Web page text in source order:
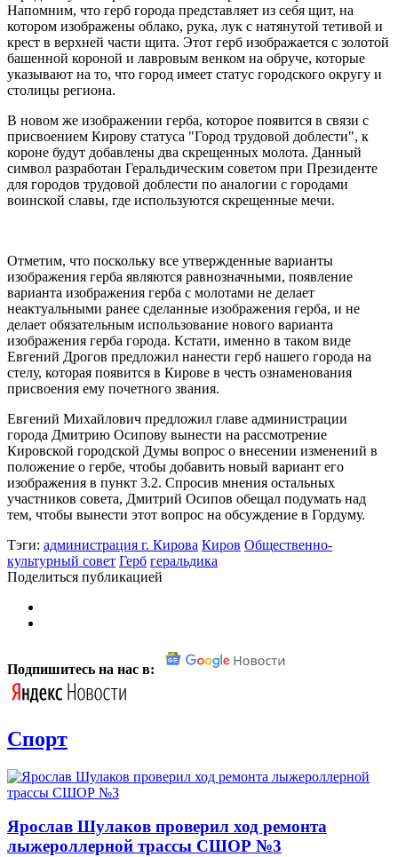
Напомним, что герб города представляет из себя щит, на
котором изображены облако, рука, лук с натянутой тетивой и
крест в верхней части щита. Этот герб изображается с золотой
башенной короной и лавровым венком на обруче, которые
указывают на то, что город имеет статус городского округу и
столицы региона.
В новом же изображении герба, которое появится в связи с
присвоением Кирову статуса "Город трудовой доблести", к
короне будут добавлены два скрещенных молота. Данный
символ разработан Геральдическим советом при Президенте
для городов трудовой доблести по аналогии с городами
воинской славы, где используются скрещенные мечи.
Отметим, что поскольку все утвержденные варианты
изображения герба являются равнозначными, появление
варианта изображения герба с молотами не делает
неактуальными ранее сделанные изображения герба, и не
делает обязательным использование нового варианта
изображения герба города. Кстати, именно в таком виде
Евгений Дрогов предложил нанести герб нашего города на
стелу, которая появится в Кирове в честь ознаменования
присвоения ему почетного звания.
Евгений Михайлович предложил главе администрации
города Дмитрию Осипову вынести на рассмотрение
Кировской городской Думы вопрос о внесении изменений в
положение о гербе, чтобы добавить новый вариант его
изображения в пункт 3.2. Спросив мнения остальных
участников совета, Дмитрий Осипов обещал подумать над
тем, чтобы вынести этот вопрос на обсуждение в Гордуму.
Тэги: администрация г. Кирова Киров Общественно-
культурный совет Герб геральдика
Поделиться публикацией
Подпишитесь на нас в:
Спорт
Ярослав Шулаков проверил ход ремонта
лыжероллерной трассы СШОР №3